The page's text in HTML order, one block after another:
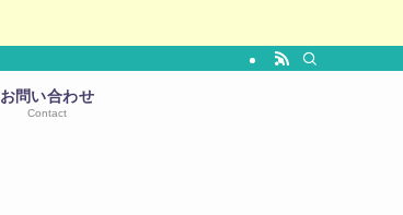
お問い合わせ
Contact